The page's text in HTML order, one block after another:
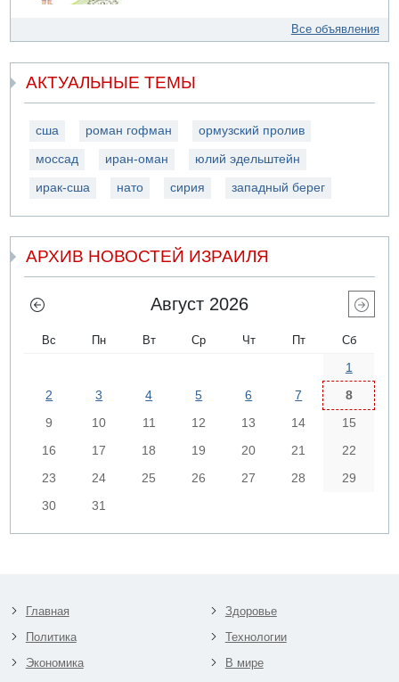
Все объявления
АКТУАЛЬНЫЕ ТЕМЫ
сша роман гофман ормузский пролив
моссад иран-оман юлий эдельштейн
ирак-сша нато сирия западный берег
АРХИВ НОВОСТЕЙ ИЗРАИЛЯ
Август 2026
Вс Пн Вт Ср Чт Пт Сб
1
2
3 4 5 6 7
8
9
10 11 12 13 14
15
16
17 18 19 20 21
22
23
24 25 26 27 28
29
30
31
Главная
Политика
Экономика
Здоровье
Технологии
В мире